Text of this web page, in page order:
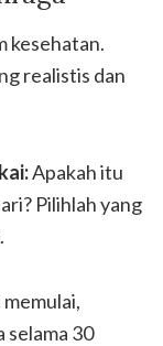
kesehatan.
realistis dan
Apakah itu
Pilihlah yang
selama 30